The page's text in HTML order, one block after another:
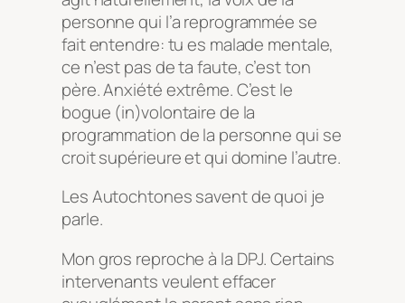
personne qui l’a reprogrammée se
fait entendre: tu es malade mentale,
ce n’est pas de ta faute, c’est ton
père. Anxiété extrême. C’est le
bogue (in)volontaire de la
programmation de la personne qui se
croit supérieure et qui domine l’autre.
Les Autochtones savent de quoi je
parle.
Mon gros reproche à la DPJ. Certains
intervenants veulent effacer